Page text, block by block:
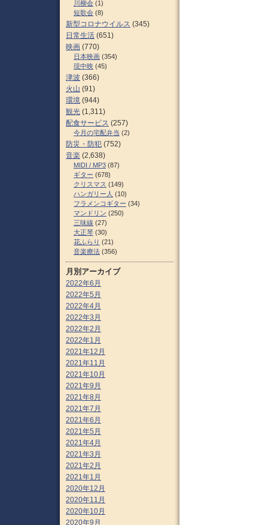
川柳会 (1)
短歌会 (8)
新型コロナウイルス (345)
日常生活 (651)
映画 (770)
日本映画 (354)
現中映 (45)
津波 (366)
火山 (91)
環境 (944)
観光 (1,311)
配食サービス (257)
今月の宅配弁当 (2)
防災・防犯 (752)
音楽 (2,638)
MIDI / MP3 (87)
ギター (678)
クリスマス (149)
ハンガリー人 (10)
フラメンコギター (34)
マンドリン (250)
三味線 (27)
大正琴 (30)
花ふらり (21)
音楽療法 (356)
月別アーカイブ
2022年6月
2022年5月
2022年4月
2022年3月
2022年2月
2022年1月
2021年12月
2021年11月
2021年10月
2021年9月
2021年8月
2021年7月
2021年6月
2021年5月
2021年4月
2021年3月
2021年2月
2021年1月
2020年12月
2020年11月
2020年10月
2020年9月